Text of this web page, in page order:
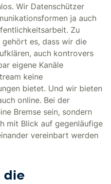
Wir Datenschützer
ja auch
Zu
gehört es, dass wir die
auch kontrovers
eigene Kanäle
keine
bietet. Und wir bieten
online. Bei der
Bremse sein, sondern
mit Blick auf gegenläufige
vereinbart werden
die